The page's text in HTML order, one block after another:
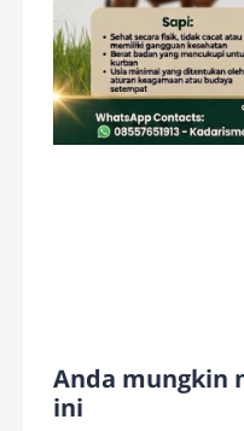
Anda mungkin
ini